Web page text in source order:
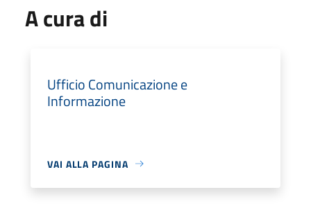
A cura di
Ufficio Comunicazione e
Informazione
VAI ALLA PAGINA